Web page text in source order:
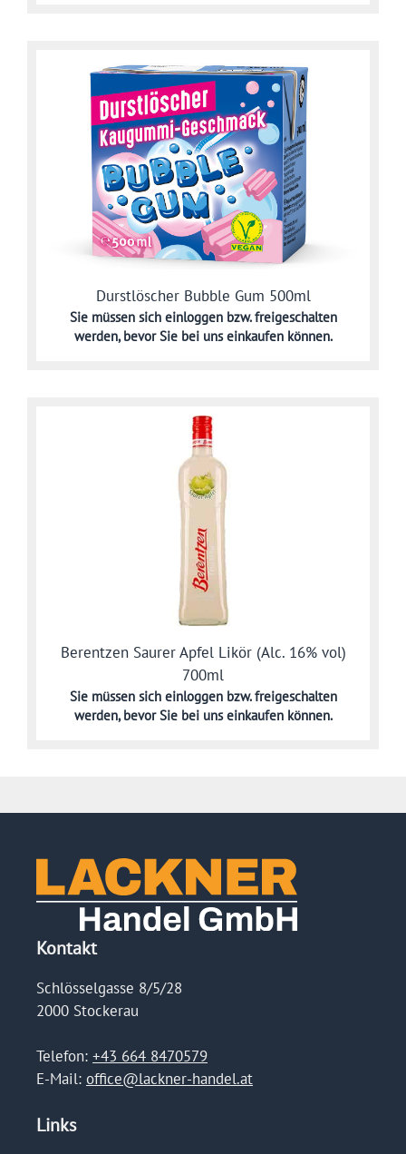
Durstlöscher Bubble Gum 500ml
Sie müssen sich einloggen bzw. freigeschalten
werden,bevor Sie bei uns einkaufen können.
Berentzen Saurer Apfel Likör (Alc. 16% vol)
700ml
Sie müssen sich einloggen bzw. freigeschalten
werden,bevor Sie bei uns einkaufen können.
Kontakt
Schlösselgasse 8/5/28
2000 Stockerau
Telefon: +43 664 8470579
E-Mail: office@lackner-handel.at
Links